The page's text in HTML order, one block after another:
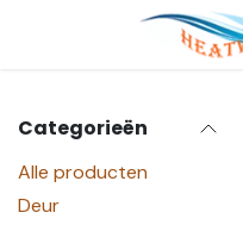
Overslaan naar inhoud
Categorieën
Alle producten
Deur